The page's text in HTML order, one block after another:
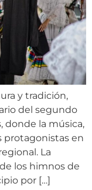
y tradición,
del segundo
donde la música,
protagonistas en
La
los himnos de
por […]